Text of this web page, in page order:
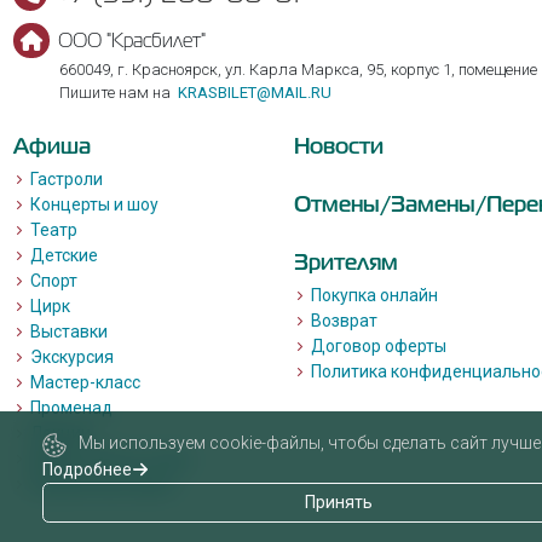
ООО "Красбилет"
660049, г. Красноярск, ул. Карла Маркса, 95, корпус 1, помещение
Пишите нам на KRASBILET@MAIL.RU
Афиша
Гастроли
Концерты и шоу
Театр
Детские
Спорт
Цирк
Выставки
Экскурсия
Мастер-класс
Променад
Лекции
Квизы, квесты, игры.
Пушкинская карта
Новости
Отмены/Замены/
Зрителям
Покупка онлайн
Возврат
Договор оферты
Политика
Мы используем cookie-файлы, чтобы сделать сайт лучше
Подробнее
Принять